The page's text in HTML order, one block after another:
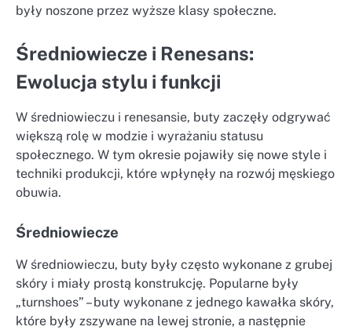
były noszone przez wyższe klasy społeczne.
Średniowiecze i Renesans:
Ewolucja stylu i funkcji
W średniowieczu i renesansie, buty zaczęły odgrywać
większą rolę w modzie i wyrażaniu statusu
społecznego. W tym okresie pojawiły się nowe style i
techniki produkcji, które wpłynęły na rozwój męskiego
obuwia.
Średniowiecze
W średniowieczu, buty były często wykonane z grubej
skóry i miały prostą konstrukcję. Popularne były
„turnshoes” – buty wykonane z jednego kawałka skóry,
które były zszywane na lewej stronie, a następnie